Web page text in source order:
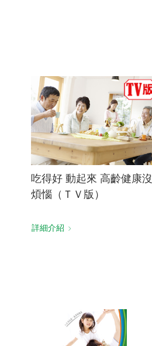
吃得好 動起來 高齡健康沒
煩惱（ＴＶ版）
詳細介紹